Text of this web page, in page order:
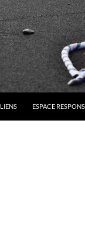
LIENS ESPACE